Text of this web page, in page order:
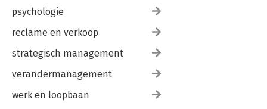
psychologie
reclame en verkoop
strategisch management
verandermanagement
werk en loopbaan